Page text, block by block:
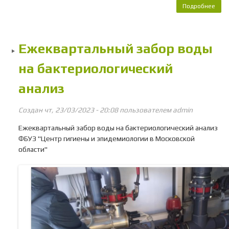
Подробнее
Ежеквартальный забор воды
на бактериологический
анализ
Создан чт, 23/03/2023 - 20:08 пользователемadmin
Ежеквартальный забор воды на бактериологический анализ
ФБУЗ "Центр гигиены и эпидемиологии в Московской
области"